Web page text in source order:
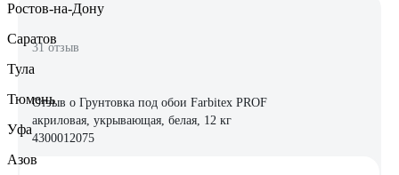
31 отзыв
Отзыв о Грунтовка под обои Farbitex PROF
акриловая, укрывающая, белая, 12 кг
4300012075
Ростов-на-Дону
Саратов
Тула
Тюмень
Уфа
Азов